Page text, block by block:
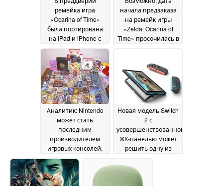
ремейка игра
«Ocarina of Time»
была портирована
на iPad и iPhone с
использованием
искусственного
интеллекта; она
работает с native
resolution и частотой
60 кадров в секунду
28 July 2026
начала предзаказа
на ремейк игры
«Zelda: Ocarina of
Time» просочилась в
Аналитик: Nintendo
может стать
последним
производителем
игровых консолей,
который продолжит
поддерживать
физические игры
Новая модель Switch
2 с
усовершенствованной
ЖК-панелью может
решить одну из
проблем